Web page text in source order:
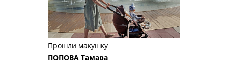
Прошли макушку
ПОПОВА Тамара